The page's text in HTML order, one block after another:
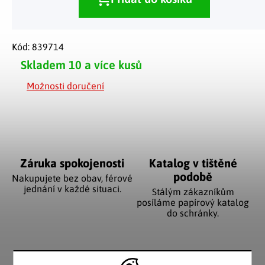
Skladem 10 a více kusů
Možnosti doručení
Kód: 839714
Záruka spokojenosti
Nakupujete bez obav, férové
jednání v každé situaci.
Katalog v tištěné
podobě
Stálým zákazníkům
posíláme papírový katalog
do schránky.